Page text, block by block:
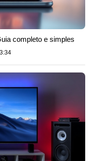
completo e simples